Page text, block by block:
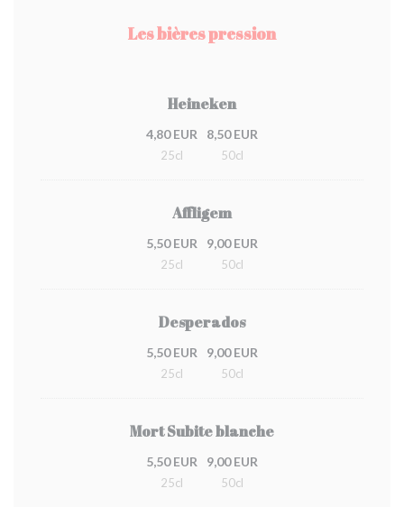
Les bières pression
Heineken
4,80 EUR
25cl
8,50 EUR
50cl
Affligem
5,50 EUR
25cl
9,00 EUR
50cl
Desperados
5,50 EUR
25cl
9,00 EUR
50cl
Mort Subite blanche
5,50 EUR
25cl
9,00 EUR
50cl